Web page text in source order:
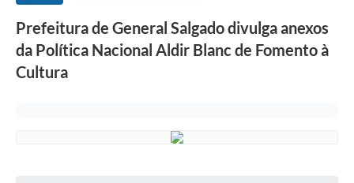
Editais
OUVIDORIA
Prefeitura de General Salgado divulga anexos
da Política Nacional Aldir Blanc de Fomento à
Cultura